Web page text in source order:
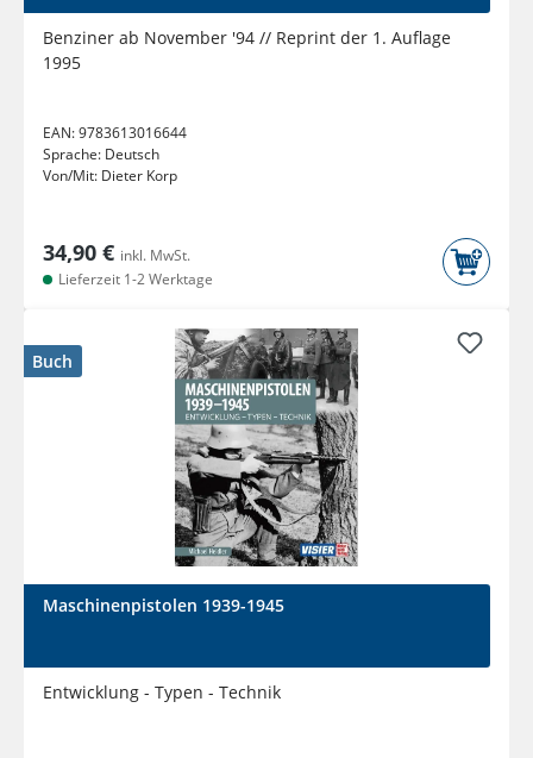
Benziner ab November '94 // Reprint der 1. Auflage
1995
EAN:9783613016644
Sprache: Deutsch
Von/Mit: Dieter Korp
34,90 € inkl. MwSt.
Lieferzeit 1-2 Werktage
Buch
Maschinenpistolen 1939-1945
Entwicklung - Typen - Technik